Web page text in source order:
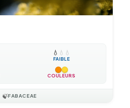
💧 💧 💧
FAIBLE
COULEURS
🍃FABACEAE